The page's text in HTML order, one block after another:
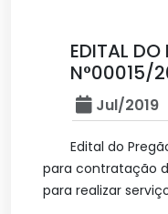
EDITAL DO
N°00015/
Jul/2019
Edital do
para contratação
para realizar